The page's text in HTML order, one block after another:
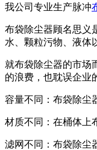
我公司专业生产脉冲
布袋除尘器顾名思义
水、颗粒污物、液体
就布袋除尘器的市场
的浪费，也耽误企业
容量不同：布袋除尘
材质不同：在桶体上
滤网不同：布袋除尘